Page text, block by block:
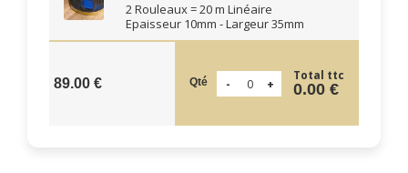
2 Rouleaux = 20 m Linéaire
Epaisseur 10mm - Largeur 35mm
89.00 € Qté Total ttc
0.00 €